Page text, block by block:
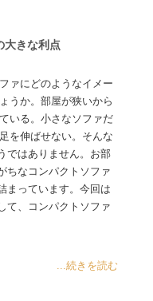
大きな利点
ァにどのようなイメー
うか。部屋が狭いから
いる。小さなソファだ
を伸ばせない。そんな
ではありません。お部
ちなコンパクトソファ
まっています。今回は
て、コンパクトソファ
...続きを読む